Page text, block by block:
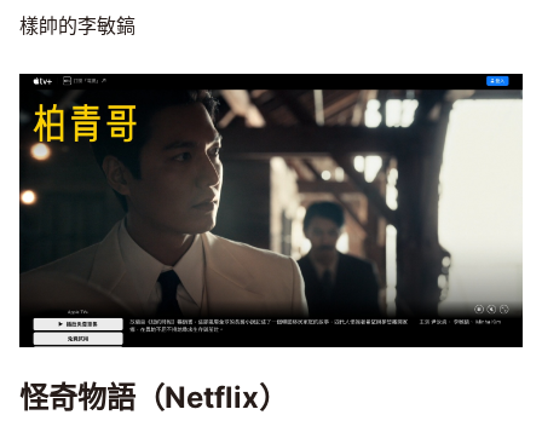
樣帥的李敏鎬
怪奇物語（Netflix）